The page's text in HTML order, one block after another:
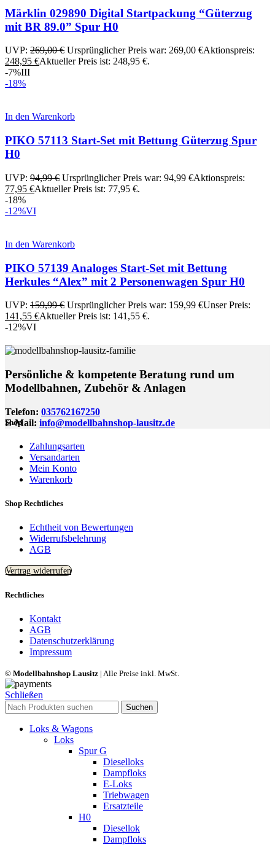
Märklin 029890 Digital Startpackung “Güterzug
mit BR 89.0” Spur H0
UVP: 269,00€ Ursprünglicher Preis war: 269,00 €Aktionspreis:
248,95 €Aktueller Preis ist: 248,95 €.
-7%III
-18%
In den Warenkorb
PIKO 57113 Start-Set mit Bettung Güterzug Spur
H0
UVP: 94,99€ Ursprünglicher Preis war: 94,99 €Aktionspreis:
77,95 €Aktueller Preis ist: 77,95 €.
-18%
-12%VI
In den Warenkorb
PIKO 57139 Analoges Start-Set mit Bettung
Herkules “Alex” mit 2 Personenwagen Spur H0
UVP: 159,99€ Ursprünglicher Preis war: 159,99 €Unser Preis:
141,55 €Aktueller Preis ist: 141,55 €.
-12%VI
Persönliche & kompetente Beratung rund um
Modellbahnen, Zubehör & Anlagen
Telefon: 035762167250
E-Mail: info@modellbahnshop-lausitz.de
Shop
Zahlungsarten
Versandarten
Mein Konto
Warenkorb
Shop Rechtliches
Echtheit von Bewertungen
Widerrufsbelehrung
AGB
Vertrag widerrufen
Rechtliches
Kontakt
AGB
Datenschutzerklärung
Impressum
© Modellbahnshop Lausitz | Alle Preise inkl. MwSt.
Schließen
Suchen
Loks & Wagons
Loks
Spur G
Dieselloks
Dampfloks
E-Loks
Triebwagen
Ersatzteile
H0
Diesellok
Dampfloks